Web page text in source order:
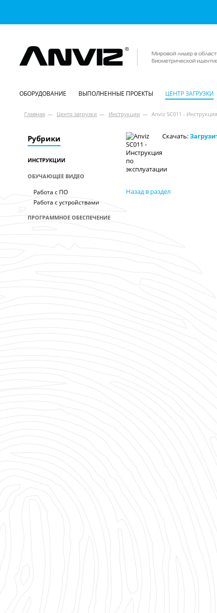
ОБОРУДОВАНИЕ ВЫПОЛНЕННЫЕ ПРОЕКТЫ ЦЕНТР ЗАГРУЗКИ
Главная — Центр загрузки — Инструкции — Anviz SC011 -
Рубрики
ИНСТРУКЦИИ
ОБУЧАЮЩЕЕ ВИДЕО
Работа с ПО
Работа с устройствами
ПРОГРАММНОЕ ОБЕСПЕЧЕНИЕ
Скачать:
Назад в раздел